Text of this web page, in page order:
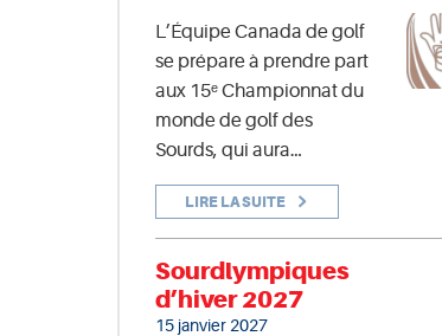
L’Équipe Canada de golf
se prépare à prendre part
aux 15ᵉ Championnat du
monde de golf des
Sourds, qui aura…
LIRE LA SUITE
Sourdlympiques
d’hiver 2027
15 janvier 2027